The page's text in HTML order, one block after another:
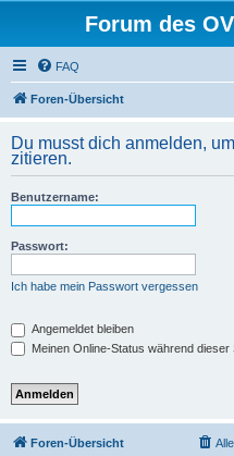
Forum des
FAQ
Foren-Übersicht
Du musst dich anmelden,
zitieren.
Benutzername:
Passwort:
Ich habe mein Passwort vergessen
Angemeldet bleiben
Meinen Online-Status während
Foren-Übersicht